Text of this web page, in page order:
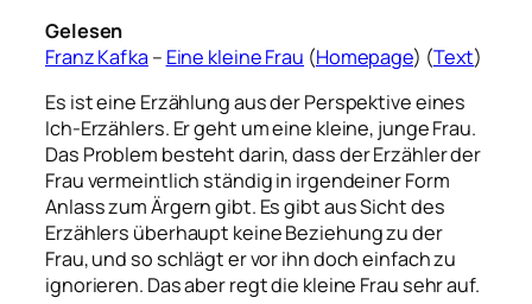
Gelesen
Franz Kafka – Eine kleine Frau (Homepage) (Text)
Es ist eine Erzählung aus der Perspektive eines
Ich-Erzählers. Er geht um eine kleine, junge Frau.
Das Problem besteht darin, dass der Erzähler der
Frau vermeintlich ständig in irgendeiner Form
Anlass zum Ärgern gibt. Es gibt aus Sicht des
Erzählers überhaupt keine Beziehung zu der
Frau, und so schlägt er vor ihn doch einfach zu
ignorieren. Das aber regt die kleine Frau sehr auf.